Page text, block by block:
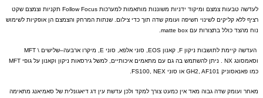
לעדשה טבעות צמצם ומיקוד ידניות משוננות מותאמות למערכות Follow Focus תקניות וצמצם שקט
רציף ללא קליקים לשינוי חשיפה ועומק שדה תוך כדי צילום. שנתות המרחק והצמצם הן אופקיות לשימוש
נוח מהצד כולל בתצורות עם matte box.
העדשה קיימת לתושבות ניקון F, קאנון EOS, סוני אלפא, סוני E, מיקרו ארבעה–שלישים \ MFT
וסאמסונג NX . ניתן להשתמש בה גם עם מתאמים איכותיים, למשל גירסאות ניקון וקאנון על גופי MFT
כמו פאנאסוניק GH2, AF101 או סוני FS100, NEX.
מאחר ועומק שדה גבוה מאד אין כמעט צורך למקד ולכן עדשת עין דג דיאגונלית של סאמיאנג מתאימה